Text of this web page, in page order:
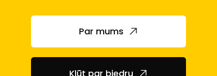
Par mums
Kļūt par biedru